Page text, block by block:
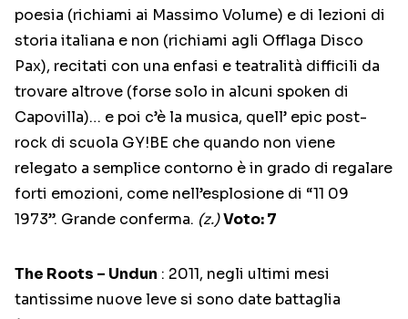
poesia (richiami ai Massimo Volume) e di lezioni di
storia italiana e non (richiami agli Offlaga Disco
Pax), recitati con una enfasi e teatralità difficili da
trovare altrove (forse solo in alcuni spoken di
Capovilla)… e poi c’è la musica, quell’ epic post-
rock di scuola GY!BE che quando non viene
relegato a semplice contorno è in grado di regalare
forti emozioni, come nell’esplosione di “11 09
1973”. Grande conferma. (z.)Voto: 7
The Roots – Undun : 2011, negli ultimi mesi
tantissime nuove leve si sono date battaglia